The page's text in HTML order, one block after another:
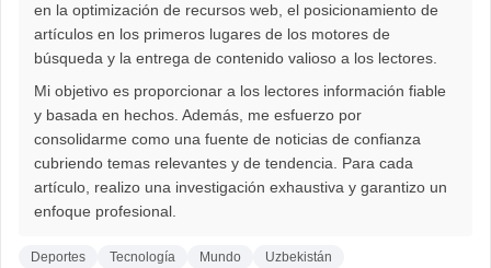
en la optimización de recursos web, el posicionamiento de
artículos en los primeros lugares de los motores de
búsqueda y la entrega de contenido valioso a los lectores.
Mi objetivo es proporcionar a los lectores información fiable
y basada en hechos. Además, me esfuerzo por
consolidarme como una fuente de noticias de confianza
cubriendo temas relevantes y de tendencia. Para cada
artículo, realizo una investigación exhaustiva y garantizo un
enfoque profesional.
Deportes Tecnología Mundo Uzbekistán